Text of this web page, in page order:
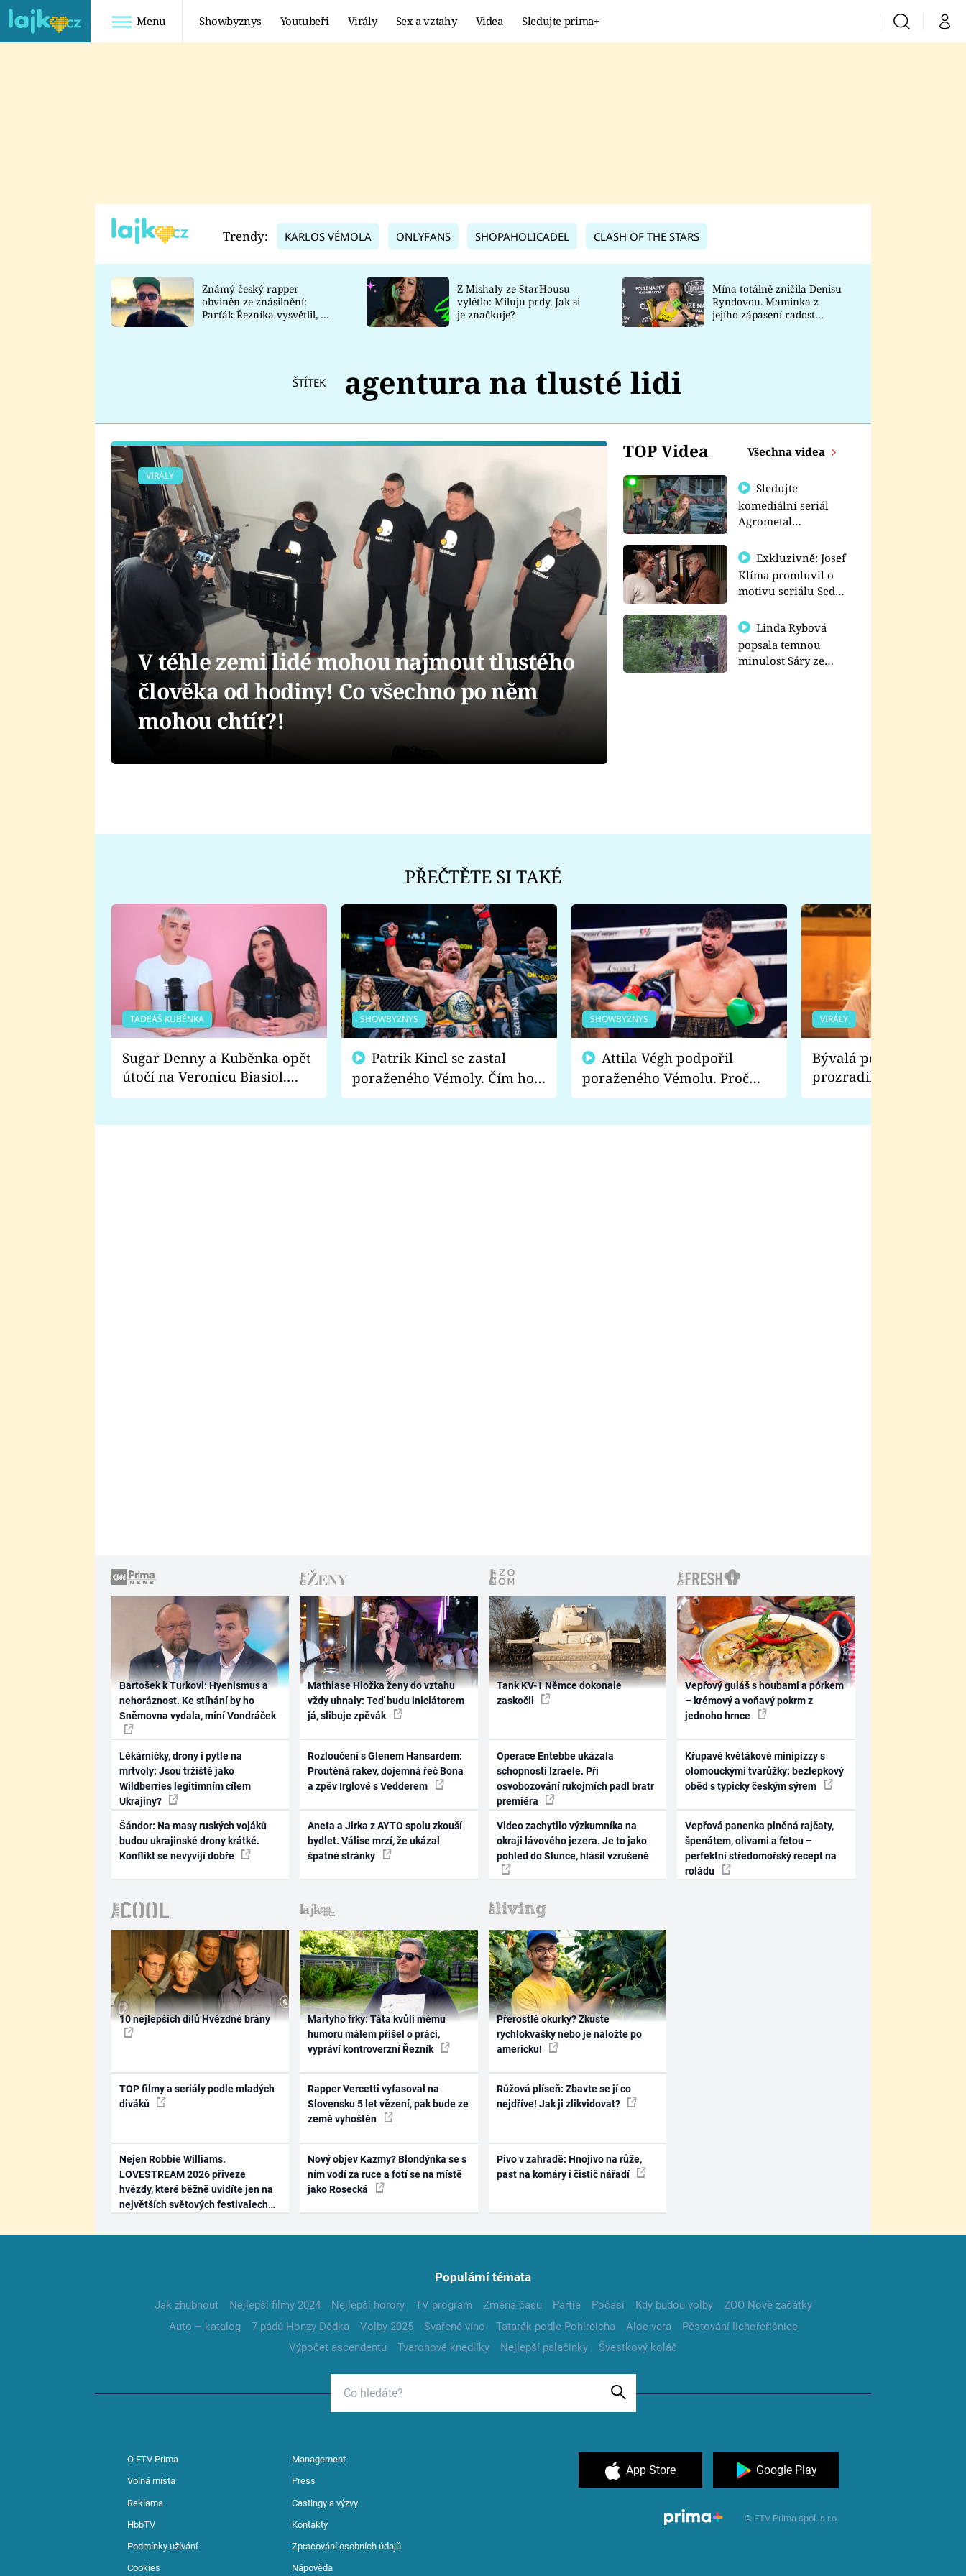
Menu Showbyznys Youtubeři Virály Sex a vztahy Videa Sledujte prima+ VyhledáváníMůj
TADEÁŠ KUBĚNKA
DATEL
Prima Lajk
Sledujte nás
Trendy: KARLOS VÉMOLA ONLYFANS SHOPAHOLICADEL CLASH OF THE STARS
Známý český rapper
obviněn ze znásilnění:
Parťák Řezníka vysvětlil, co
Z Mishaly ze StarHousu
vylétlo: Miluju prdy. Jak si
je značkuje?
Mína totálně zničila Denisu
Ryndovou. Maminka z
jejího zápasení radost
ŠTÍTEK agentura na tlusté lidi
TOP Videa Všechna videa
Sledujte
komediální seriál
Agrometal
prima+
Exkluzivně: Josef
Klíma promluvil o
motivu seriálu Sedm
Linda Rybová
popsala temnou
minulost Sáry ze
VIRÁLY
V téhle zemi lidé mohou najmout tlustého
člověka od hodiny! Co všechno po něm
mohou chtít?!
PŘEČTĚTE SI TAKÉ
TADEÁŠ KUBĚNKA
Sugar Denny a Kuběnka opět
útočí na Veronicu Biasiol.
Proč je podle nich falešná a
SHOWBYZNYS
poraženého Vémoly. Čím ho
fanoušci naštvali?
SHOWBYZNYS
poraženého Vémolu. Proč
chce raději zápasit s ním než
VIRÁLY
Bývalá pornoherečka
prozradila, co ji
natáčení Euforie.
Bartošek k Turkovi: Hyenismus a
nehoráznost. Ke stíhání by ho
Sněmovna vydala, míní Vondráček
Lékárničky, drony i pytle na
mrtvoly: Jsou tržiště jako
Wildberries legitimním cílem
Ukrajiny?
Šándor: Na masy ruských vojáků
budou ukrajinské drony krátké.
Konflikt se nevyvíjí dobře
Mathiase Hložka ženy do vztahu
vždy uhnaly: Teď budu iniciátorem
já, slibuje zpěvák
Rozloučení s Glenem Hansardem:
Proutěná rakev, dojemná řeč Bona
a zpěv Irglové s Vedderem
Aneta a Jirka z AYTO spolu zkouší
bydlet. Válise mrzí, že ukázal
špatné stránky
Tank KV-1 Němce dokonale
zaskočil
Operace Entebbe ukázala
schopnosti Izraele. Při
osvobozování rukojmích padl bratr
premiéra
Video zachytilo výzkumníka na
okraji lávového jezera. Je to jako
pohled do Slunce, hlásil vzrušeně
Vepřový guláš s houbami a pórkem
– krémový a voňavý pokrm z
jednoho hrnce
Křupavé květákové minipizzy s
olomouckými tvarůžky: bezlepkový
oběd s typicky českým sýrem
Vepřová panenka plněná rajčaty,
špenátem, olivami a fetou –
perfektní středomořský recept na
roládu
10 nejlepších dílů Hvězdné brány
TOP filmy a seriály podle mladých
diváků
Nejen Robbie Williams.
LOVESTREAM 2026 přiveze
hvězdy, které běžně uvidíte jen na
největších světových festivalech
Martyho frky: Táta kvůli mému
humoru málem přišel o práci,
vypráví kontroverzní Řezník
Rapper Vercetti vyfasoval na
Slovensku 5 let vězení, pak bude ze
země vyhoštěn
Nový objev Kazmy? Blondýnka se s
ním vodí za ruce a fotí se na místě
jako Rosecká
Přerostlé okurky? Zkuste
rychlokvašky nebo je naložte po
americku!
Růžová plíseň: Zbavte se jí co
nejdříve! Jak ji zlikvidovat?
Pivo v zahradě: Hnojivo na růže,
past na komáry i čistič nářadí
Populární témata
Jak zhubnout Nejlepší filmy 2024 Nejlepší horory TV program Změna času Partie Počasí Kdy budou volby
ZOO Nové začátky
Auto – katalog
7 pádů Honzy Dědka Volby 2025 Svařené víno Tatarák podle Pohlreicha Aloe vera
Pěstování lichořeřišnice
Výpočet ascendentu
Tvarohové knedlíky Nejlepší palačinky Švestkový koláč
O FTV Prima Management
Volná místa Press
Reklama Castingy a výzvy
HbbTV Kontakty
Podmínky užívání Zpracování osobních údajů
Cookies Nápověda
App Store Google Play
© FTV Prima spol. s r.o.